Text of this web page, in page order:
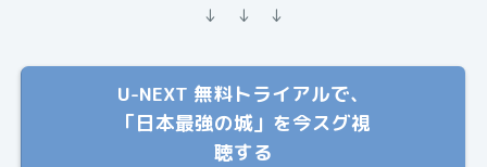
↓ ↓ ↓
U-NEXT 無料トライアルで、
「日本最強の城」を今スグ視
聴する